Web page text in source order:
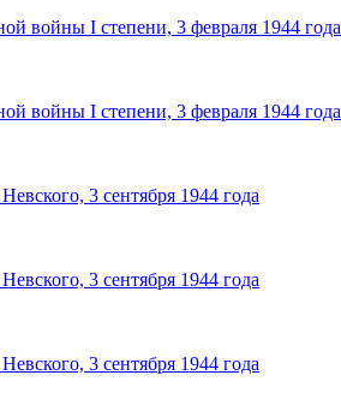
войны I степени, 3 февраля 1944 года
войны I степени, 3 февраля 1944 года
3 сентября 1944 года
3 сентября 1944 года
3 сентября 1944 года